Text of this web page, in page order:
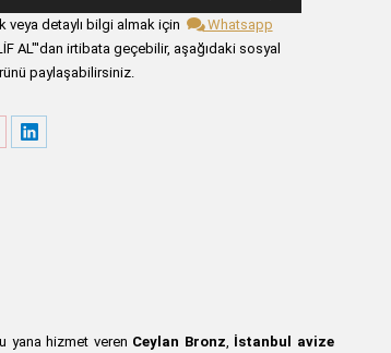
doldurunuz.
veya detaylı bilgi almak için
Whatsapp
AL"'dan irtibata geçebilir, aşağıdaki sosyal
paylaşabilirsiniz.
Share
yana hizmet veren Ceylan Bronz İstanbul avize